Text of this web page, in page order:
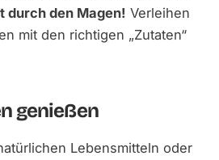
durch den Magen! Verleihen
mit den richtigen „Zutaten“
genießen
Lebens­mitteln oder